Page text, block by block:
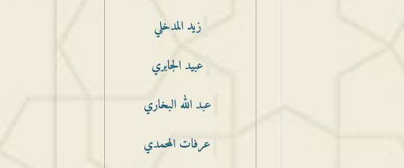
زيد المدخلي
عبيد الجابري
عبد الله البخاري
عرفات المحمدي